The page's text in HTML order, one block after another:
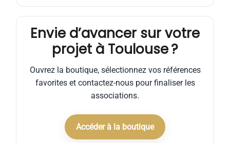
à votre décoration et à votre lumière.
sélectionnés facilitent l’entretien au
quotidien tout en conservant un rendu haut
de gamme pour le sédari.
Envie d’avancer sur votre
projet à Toulouse ?
Ouvrez la boutique, sélectionnez vos références
favorites et contactez-nous pour finaliser les
associations.
Accéder à la boutique